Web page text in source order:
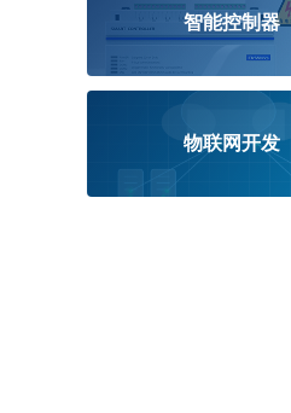
智能控制器
物联网开发